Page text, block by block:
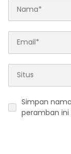
Simpan
peramban